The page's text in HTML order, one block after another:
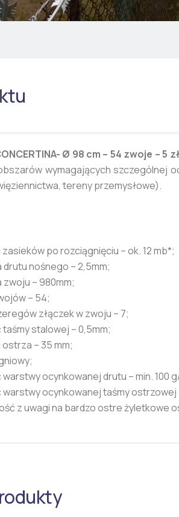
Ø 98 cm – 54 zwoje –5
wymagających szczególnej
tereny przemysłowe).
po rozciągnięciu – ok. 12 mb*;
drutu nośnego – 2,5mm;
zwoju – 980mm;
– 54;
złączek w zwoju – 7;
stalowej – 0,5mm;
– 35 mm;
ocynkowanej drutu – min. 100
ocynkowanej taśmy ostrzowej
z uwagi na bardzo ostre żyletkowe